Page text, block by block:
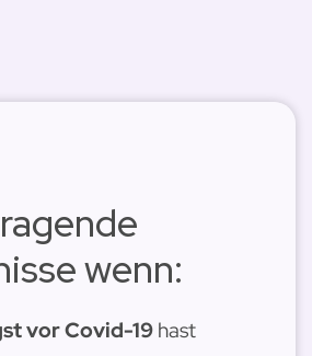
wenn:
vor Covid-19 hast